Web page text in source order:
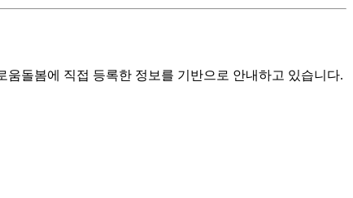
돌봄에 직접 등록한 정보를 기반으로 안내하고 있습니다.